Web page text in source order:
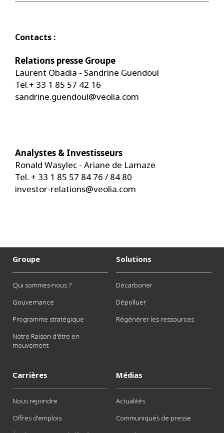
Contacts :
Relations presse Groupe
Laurent Obadia - Sandrine Guendoul
Tel.+ 33 1 85 57 42 16
sandrine.guendoul@veolia.com
Analystes & Investisseurs
Ronald Wasylec - Ariane de Lamaze
Tel. + 33 1 85 57 84 76 / 84 80
investor-relations@veolia.com
Groupe
Qui sommes-nous ?
Gouvernance
Programme stratégique
Notre Raison d'être en
mouvement
Solutions
Décarboner
Dépolluer
Régénérer les ressources
Carrières
Nous rejoindre
Offres d'emplois
Médias
Actualités
Communiqués de presse